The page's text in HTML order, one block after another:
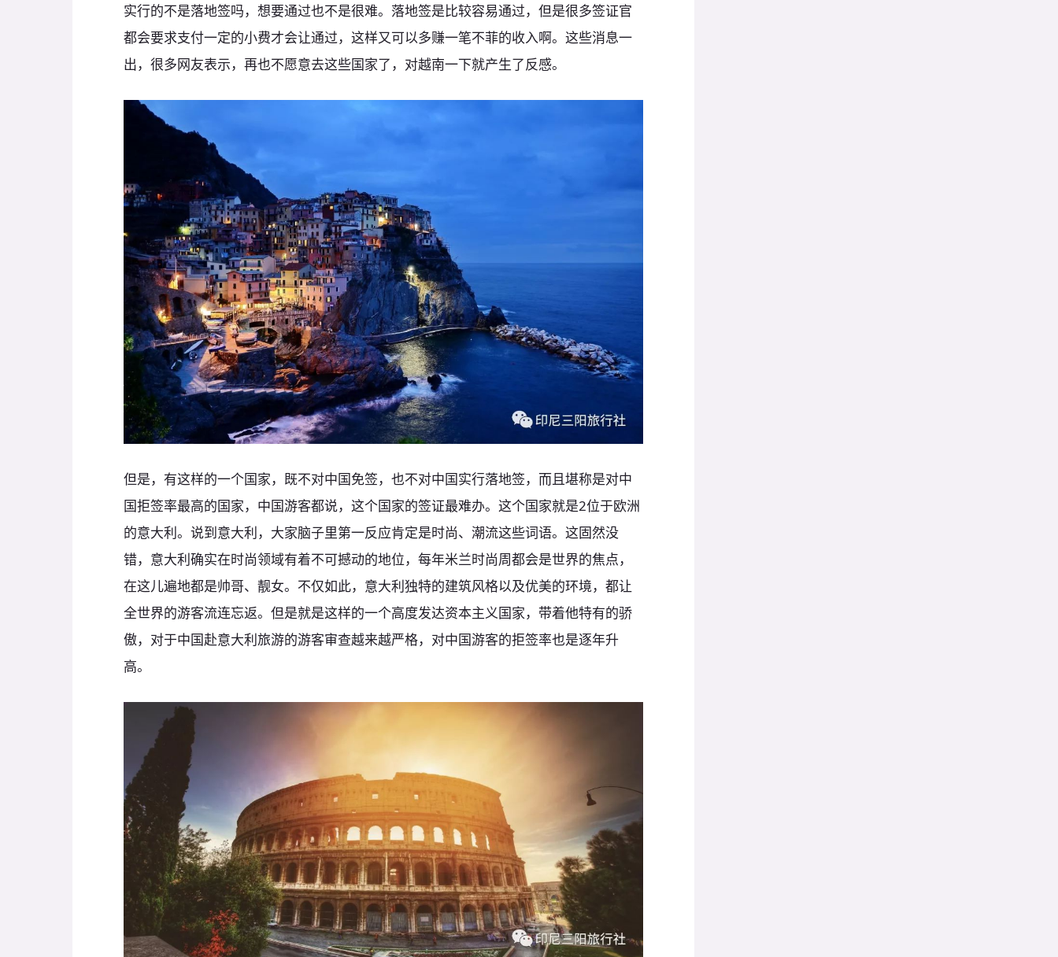
实行的不是落地签吗，想要通过也不是很难。落地签是比较容易通过，但是很多签证官
都会要求支付一定的小费才会让通过，这样又可以多赚一笔不菲的收入啊。这些消息一
出，很多网友表示，再也不愿意去这些国家了，对越南一下就产生了反感。
但是，有这样的一个国家，既不对中国免签，也不对中国实行落地签，而且堪称是对中
国拒签率最高的国家，中国游客都说，这个国家的签证最难办。这个国家就是2位于欧洲
的意大利。说到意大利，大家脑子里第一反应肯定是时尚、潮流这些词语。这固然没
错，意大利确实在时尚领域有着不可撼动的地位，每年米兰时尚周都会是世界的焦点，
在这儿遍地都是帅哥、靓女。不仅如此，意大利独特的建筑风格以及优美的环境，都让
全世界的游客流连忘返。但是就是这样的一个高度发达资本主义国家，带着他特有的骄
傲，对于中国赴意大利旅游的游客审查越来越严格，对中国游客的拒签率也是逐年升
高。